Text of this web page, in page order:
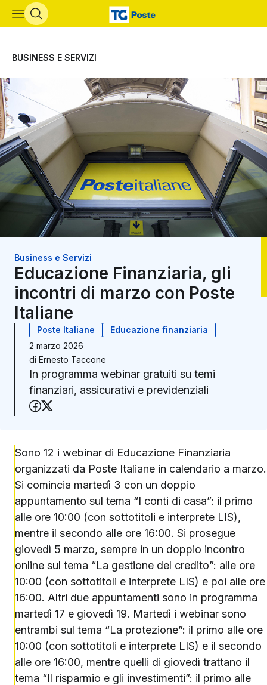
Vai al contenuto principale
BUSINESS E SERVIZI
Business e Servizi
Educazione Finanziaria, gli
incontri di marzo con Poste
Italiane
Poste Italiane
Educazione finanziaria
2 marzo 2026
di Ernesto Taccone
In programma webinar gratuiti su temi
finanziari, assicurativi e previdenziali
Condividi su Facebook
Sono 12 i webinar di Educazione Finanziaria
organizzati da Poste Italiane in calendario a marzo.
Si comincia martedì 3 con un doppio
appuntamento sul tema “I conti di casa”: il primo
alle ore 10:00 (con sottotitoli e interprete LIS),
mentre il secondo alle ore 16:00. Si prosegue
giovedì 5 marzo, sempre in un doppio incontro
online sul tema “La gestione del credito”: alle ore
10:00 (con sottotitoli e interprete LIS) e poi alle ore
16:00. Altri due appuntamenti sono in programma
martedì 17 e giovedì 19. Martedì i webinar sono
entrambi sul tema “La protezione”: il primo alle ore
10:00 (con sottotitoli e interprete LIS) e il secondo
alle ore 16:00, mentre quelli di giovedì trattano il
tema “Il risparmio e gli investimenti”: il primo alle